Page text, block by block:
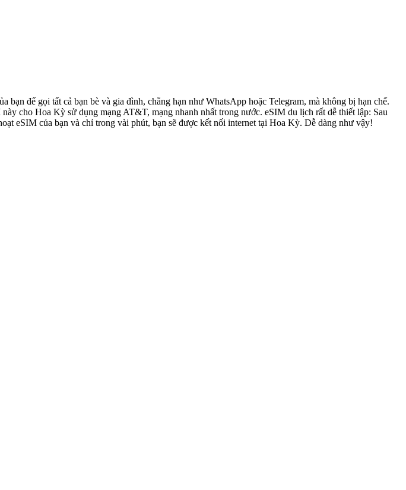
để gọi tất cả bạn bè và gia đình, chẳng hạn như WhatsApp hoặc Telegram, mà không bị hạn chế.
cho Hoa Kỳ sử dụng mạng AT&T, mạng nhanh nhất trong nước. eSIM du lịch rất dễ thiết lập: Sau
eSIM của bạn và chỉ trong vài phút, bạn sẽ được kết nối internet tại Hoa Kỳ. Dễ dàng như vậy!